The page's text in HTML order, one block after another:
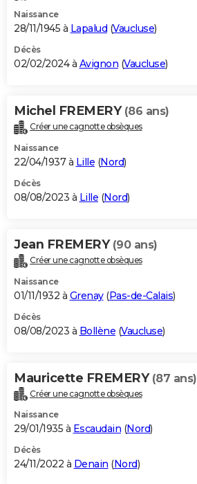
Naissance
28/11/1945 à Lapalud (Vaucluse)
Décès
02/02/2024 à Avignon (Vaucluse)
Michel FREMERY (86 ans)
Créer une cagnotte obsèques
Naissance
22/04/1937 à Lille (Nord)
Décès
08/08/2023 à Lille (Nord)
Jean FREMERY (90 ans)
Créer une cagnotte obsèques
Naissance
01/11/1932 à Grenay(Pas-de-Calais)
Décès
08/08/2023 à Bollène (Vaucluse)
Mauricette FREMERY (87 ans)
Créer une cagnotte obsèques
Naissance
29/01/1935 à Escaudain (Nord)
Décès
24/11/2022 à Denain (Nord)